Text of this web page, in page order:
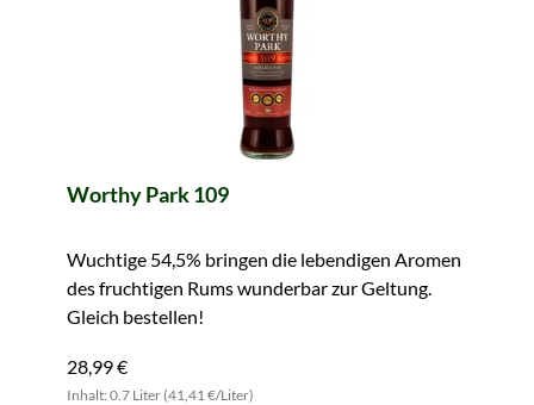
Worthy Park 109
Wuchtige 54,5% bringen die lebendigen Aromen
des fruchtigen Rums wunderbar zur Geltung.
Gleich bestellen!
28,99 €
Inhalt: 0.7 Liter (41,41 €/Liter)